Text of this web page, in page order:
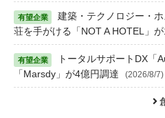
建築・テクノロジー・
荘を手がける「NOT A HOTEL」
トータルサポートDX「
「Marsdy」が4億円調達
(2026/8/7)